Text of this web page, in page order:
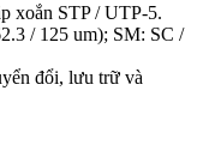
xoắn STP / UTP-5.
/ 125 um); SM: SC /
đổi, lưu trữ và